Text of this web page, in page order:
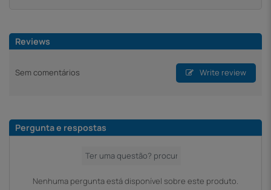
Reviews
Sem comentários Write review
Pergunta e respostas
Nenhuma pergunta está disponível sobre este produto.